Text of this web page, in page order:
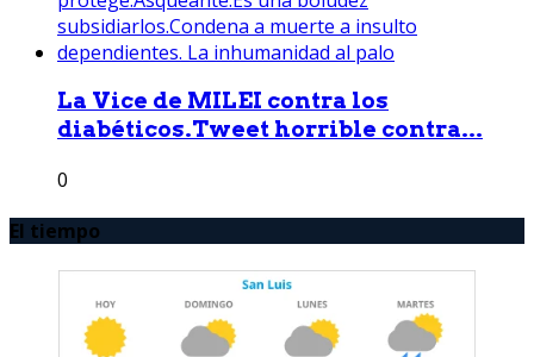
La Vice de MILEI contra los
diabéticos.Tweet horrible contra...
0
El tiempo